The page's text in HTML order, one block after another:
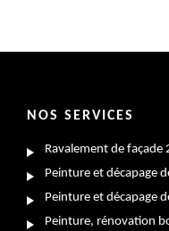
NOS SERVICES
Ravalement de façade
Peinture et décapage
Peinture et décapage
Peinture, rénovation